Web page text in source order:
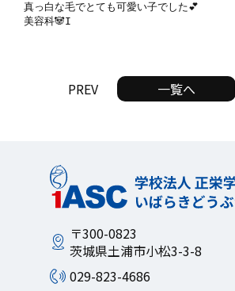
真っ白な毛でとても可愛い子でした💕
美容科🐼I
PREV 一覧へ
〒300-0823
茨城県土浦市小松3-3-8
029-823-4686